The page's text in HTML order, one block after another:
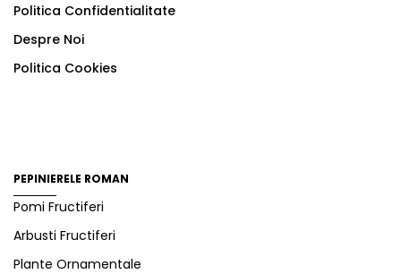
Politica Confidentialitate
Despre Noi
Politica Cookies
PEPINIERELE ROMAN
Pomi Fructiferi
Arbusti Fructiferi
Plante Ornamentale